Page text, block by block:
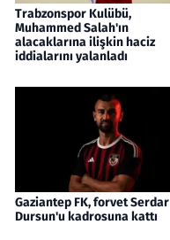
Trabzonspor Kulübü,
Muhammed Salah'ın
alacaklarına ilişkin haciz
iddialarını yalanladı
Gaziantep FK, forvet Serdar
Dursun'u kadrosuna kattı